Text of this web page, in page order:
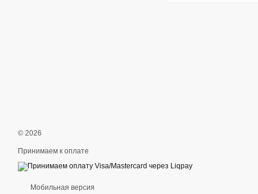
© 2026
Принимаем к оплате
Мобильная версия